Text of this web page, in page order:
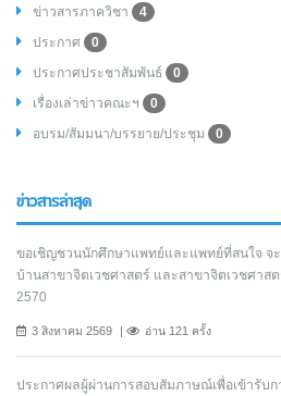
ข่าวสารภาควิชา
4
ประกาศ
0
ประกาศประชาสัมพันธ์
0
เรื่องเล่าข่าวคณะฯ
0
อบรม/สัมมนา/บรรยาย/ประชุม
0
ข่าวสารล่าสุด
ขอเชิญชวนนักศึกษาแพทย์และแพทย์ที่สนใจ จ
บ้านสาขาจิตเวชศาสตร์ และสาขาจิตเวชศาส
2570
3 สิงหาคม 2569 อ่าน 121 ครั้ง
ประกาศผลผู้ผ่านการสอบสัมภาษณ์เพื่อเข้ารับ